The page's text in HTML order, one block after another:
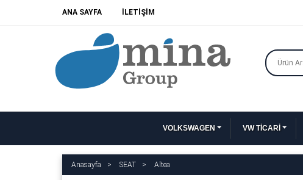
ANA SAYFA İLETİŞİM
VOLKSWAGEN VW TİCARİ
Anasayfa SEAT Altea